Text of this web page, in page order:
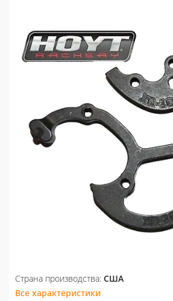
Страна производства: США
Все характеристики